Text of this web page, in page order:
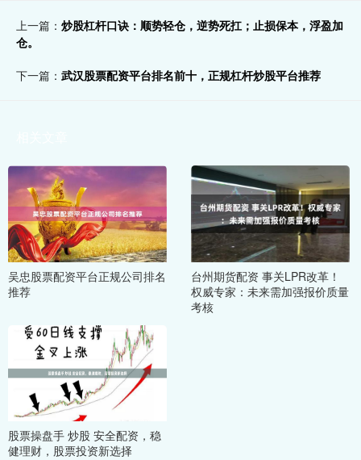
上一篇： 炒股杠杆口诀：顺势轻仓，逆势死扛；止损保本，浮盈加
仓。
下一篇： 武汉股票配资平台排名前十，正规杠杆炒股平台推荐
吴忠股票配资平台正规公司排名
推荐
台州期货配资 事关LPR改革！
权威专家：未来需加强报价质量
考核
股票操盘手 炒股 安全配资，稳
健理财，股票投资新选择